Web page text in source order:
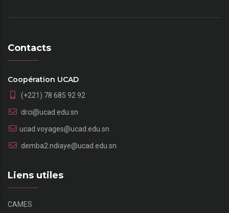
Contacts
Coopération UCAD
(+221) 78 685 92 92
drci@ucad.edu.sn
ucad.voyages@ucad.edu.sn
demba2.ndiaye@ucad.edu.sn
Liens utiles
CAMES